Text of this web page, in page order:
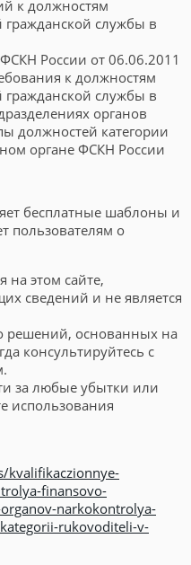
к должностям
гражданской службы в
России от 06.06.2011
к должностям
гражданской службы в
органов
должностей категории
органе ФСКН России
бесплатные шаблоны и
пользователям о
на этом сайте,
сведений и не является
решений, основанных на
консультируйтесь с
за любые убытки или
использования
kvalifikaczionnye-
finansovo-
narkokontrolya-
rukovoditeli-v-